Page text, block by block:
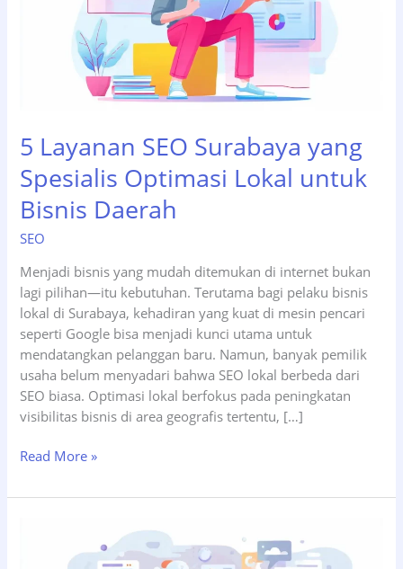
5 Layanan SEO Surabaya yang
Spesialis Optimasi Lokal untuk
Bisnis Daerah
SEO
Menjadi bisnis yang mudah ditemukan di internet bukan
lagi pilihan—itu kebutuhan. Terutama bagi pelaku bisnis
lokal di Surabaya, kehadiran yang kuat di mesin pencari
seperti Google bisa menjadi kunci utama untuk
mendatangkan pelanggan baru. Namun, banyak pemilik
usaha belum menyadari bahwa SEO lokal berbeda dari
SEO biasa. Optimasi lokal berfokus pada peningkatan
visibilitas bisnis di area geografis tertentu, […]
5
SEO
Spesialis
Read More »